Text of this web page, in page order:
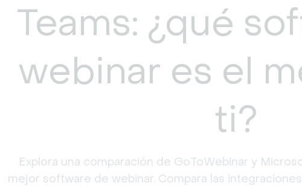
Teams: ¿qué
webinar es el
ti?
Explora una comparación de GoToWebinar y
mejor software de webinar. Compara las